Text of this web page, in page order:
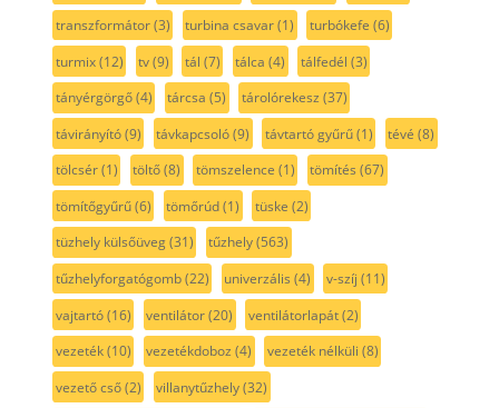
transzformátor(3) turbina csavar(1) turbókefe (6)
turmix(12) tv(9) tál (7) tálca (4) tálfedél (3)
tányérgörgő(4) tárcsa (5) tárolórekesz (37)
távirányító(9) távkapcsoló(9) távtartó gyűrű(1) tévé (8)
tölcsér(1) töltő(8) tömszelence (1) tömítés (67)
tömítőgyűrű(6) tömőrúd(1) tüske (2)
tüzhely külsőüveg(31) tűzhely(563)
tűzhelyforgatógomb(22) univerzális (4) v-szíj (11)
vajtartó(16) ventilátor(20) ventilátorlapát(2)
vezeték(10) vezetékdoboz (4) vezeték nélküli (8)
vezető cső(2) villanytűzhely(32)